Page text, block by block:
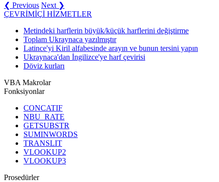
❮ Previous Next ❯
ÇEVRİMİÇİ HİZMETLER
Metindeki harflerin büyük/küçük harflerini değiştirme
Toplam Ukraynaca yazılmıştır
Latince'yi Kiril alfabesinde arayın ve bunun tersini yapın
Ukraynaca'dan İngilizce'ye harf çevirisi
Döviz kurları
VBA Makrolar
Fonksiyonlar
CONCATIF
NBU_RATE
GETSUBSTR
SUMINWORDS
TRANSLIT
VLOOKUP2
VLOOKUP3
Prosedürler